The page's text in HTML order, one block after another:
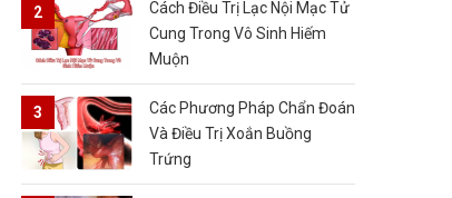
Cách Điều Trị Lạc Nội Mạc Tử
Cung Trong Vô Sinh Hiếm
Muộn
Các Phương Pháp Chẩn Đoán
Và Điều Trị Xoắn Buồng
Trứng